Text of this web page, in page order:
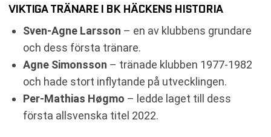
VIKTIGA TRÄNARE I BK HÄCKENS HISTORIA
Sven-Agne Larsson – en av klubbens grundare
och dess första tränare.
Agne Simonsson – tränade klubben 1977-1982
och hade stort inflytande på utvecklingen.
Per-Mathias Høgmo – ledde laget till dess
första allsvenska titel 2022.